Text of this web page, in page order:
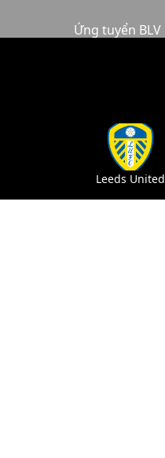
Ứng tuyển BLV
Leeds United